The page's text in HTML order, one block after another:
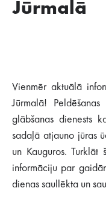
Jūrmalā
Vienmēr aktuālā
Jūrmalā!
glābšanas dienests
sadaļā atjauno jūras
un Kauguros.
informāciju par
dienas saullēkta un